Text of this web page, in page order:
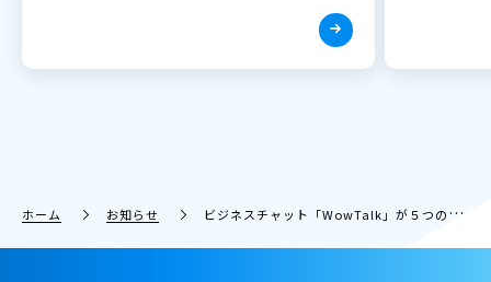
ホーム お知らせ ビジネスチャット「WowTalk」が５つの機能改善！日報、アンケート、タスク等がより快適に